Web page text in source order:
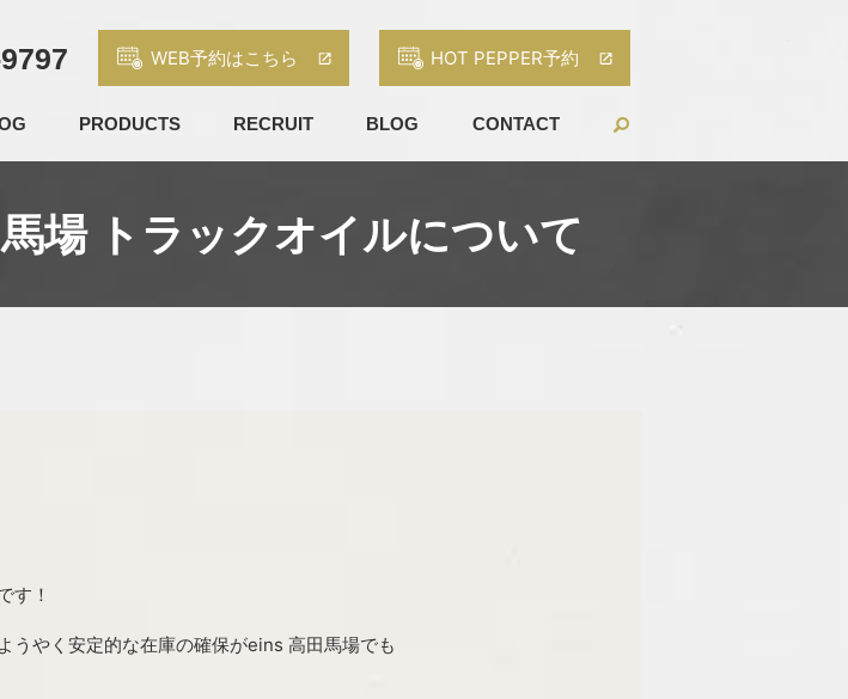
WEB予約はこちら HOT PEPPER予約
PRODUCTS RECRUIT BLOG CONTACT
場 トラックオイルについて
す！
うやく安定的な在庫の確保がeins 高田馬場でも